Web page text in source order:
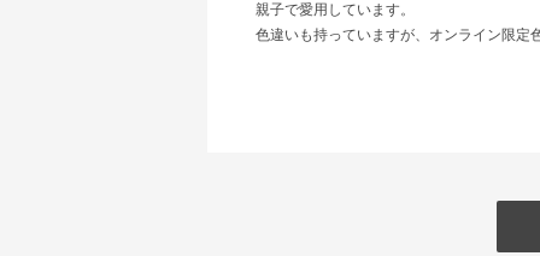
親子で愛用しています。
色違いも持っていますが、オンライン限定